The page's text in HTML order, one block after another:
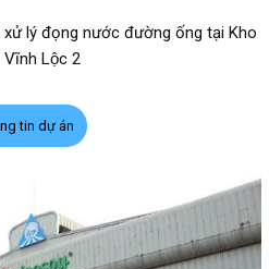
lý đọng nước đường ống tại Kho
Vĩnh Lộc 2
tin dự án